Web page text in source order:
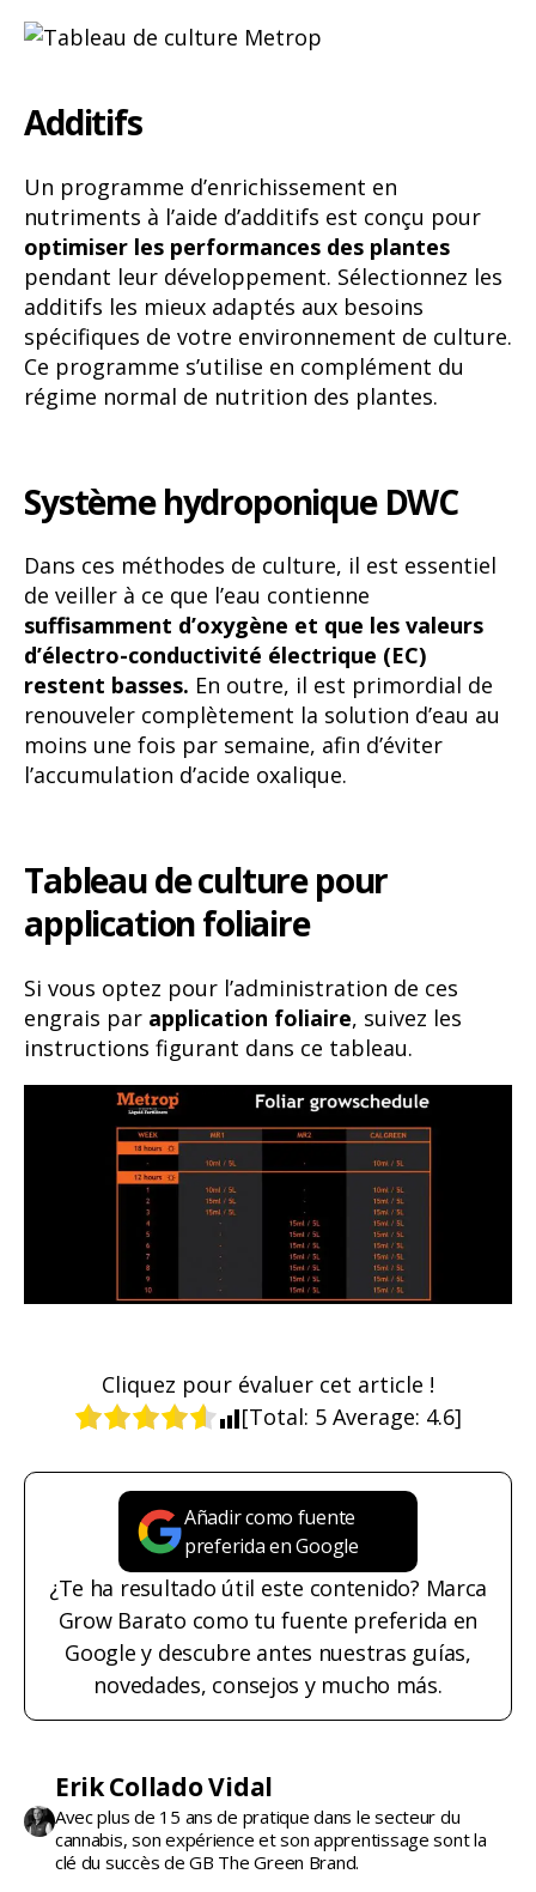
Additifs
Un programme d’enrichissement en
nutriments à l’aide d’additifs est conçu pour
optimiser les performances des plantes
pendant leur développement. Sélectionnez les
additifs les mieux adaptés aux besoins
spécifiques de votre environnement de culture.
Ce programme s’utilise en complément du
régime normal de nutrition des plantes.
Système hydroponique DWC
Dans ces méthodes de culture, il est essentiel
de veiller à ce que l’eau contienne
suffisamment d’oxygène et que les valeurs
d’électro-conductivité électrique (EC)
restent basses. En outre, il est primordial de
renouveler complètement la solution d’eau au
moins une fois par semaine, afin d’éviter
l’accumulation d’acide oxalique.
Tableau de culture pour
application foliaire
Si vous optez pour l’administration de ces
engrais par application foliaire, suivez les
instructions figurant dans ce tableau.
Cliquez pour évaluer cet article !
[Total: 5 Average: 4.6]
Añadir como fuente
preferida en Google
¿Te ha resultado útil este contenido? Marca
Grow Barato como tu fuente preferida en
Google y descubre antes nuestras guías,
novedades, consejos y mucho más.
Erik Collado Vidal
Avec plus de 15 ans de pratique dans le secteur du
cannabis, son expérience et son apprentissage sont la
clé du succès de GB The Green Brand.